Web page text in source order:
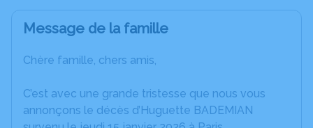
Message de la famille
Chère famille, chers amis,
C’est avec une grande tristesse que nous vous
annonçons le décès d’Huguette BADEMIAN